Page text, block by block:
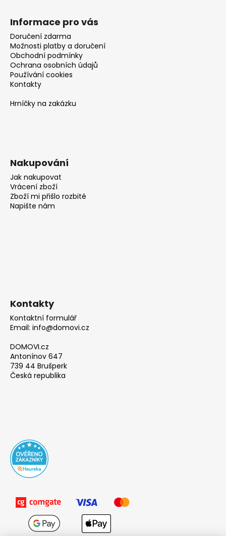
Informace pro vás
Doručení zdarma
Možnosti platby a doručení
Obchodní podmínky
Ochrana osobních údajů
Používání cookies
Kontakty
Hrníčky na zakázku
Nakupování
Jak nakupovat
Vrácení zboží
Zboží mi přišlo rozbité
Napište nám
Kontakty
Kontaktní formulář
Email: info@domovi.cz
DOMOVI.cz
Antonínov 647
739 44 Brušperk
Česká republika